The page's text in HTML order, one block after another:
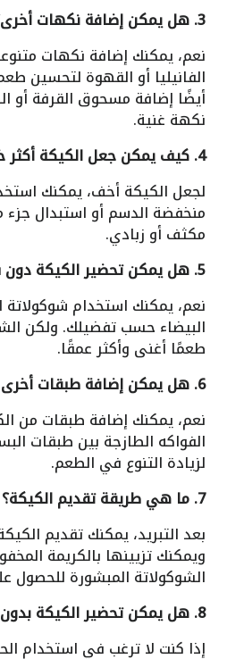
3. هل يمكن إضافة نكهات أخرى؟
نعم، يمكنك إضافة نكهات
الفانيليا أو القهوة لتحسين
أيضًا إضافة مسحوق القرفة أو
نكهة غنية.
4. كيف يمكن جعل الكيكة أكثر خفّة؟
لجعل الكيكة أخف، يمكنك
منخفضة الدسم أو استبدال جزء
مكثف أو زبادي.
5. هل يمكن تحضير الكيكة دون شوكولاتة داكنة؟
نعم، يمكنك استخدام شوكولاتة
البيضاء حسب تفضيلك. ولكن
طعمًا أغنى وأكثر عمقًا.
6. هل يمكن إضافة طبقات أخرى إلى الكيكة؟
نعم، يمكنك إضافة طبقات من
الفواكه الطازجة بين طبقات
لزيادة التنوع في الطعم.
7. ما هي طريقة تقديم الكيكة؟
بعد التبريد، يمكنك تقديم
ويمكنك تزيينها بالكريمة
الشوكولاتة المبشورة
8. هل يمكن تحضير الكيكة بدون حليب؟
إذا كنت لا ترغب في استخدام